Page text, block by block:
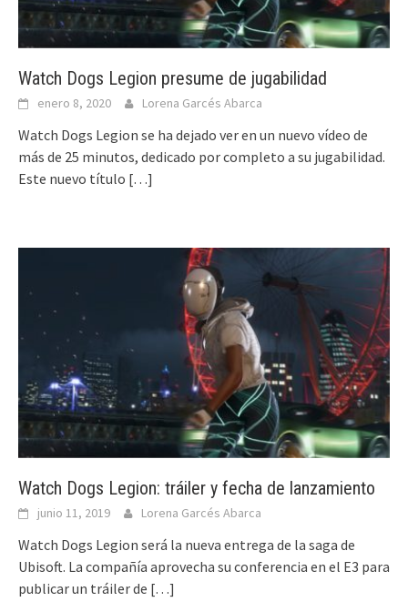
Watch Dogs Legion presume de jugabilidad
enero 8, 2020 Lorena Garcés Abarca
Watch Dogs Legion se ha dejado ver en un nuevo vídeo de
más de 25 minutos, dedicado por completo a su jugabilidad.
Este nuevo título […]
Watch Dogs Legion: tráiler y fecha de lanzamiento
junio 11, 2019 Lorena Garcés Abarca
Watch Dogs Legion será la nueva entrega de la saga de
Ubisoft. La compañía aprovecha su conferencia en el E3 para
publicar un tráiler de […]